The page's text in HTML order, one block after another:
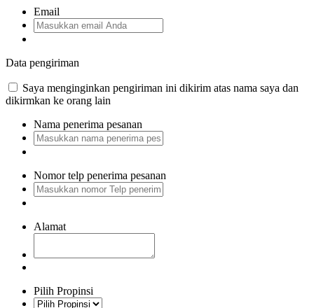
Email
Data pengiriman
Saya menginginkan pengiriman ini dikirim atas nama saya dan
dikirmkan ke orang lain
Nama penerima pesanan
Nomor telp penerima pesanan
Alamat
Pilih Propinsi